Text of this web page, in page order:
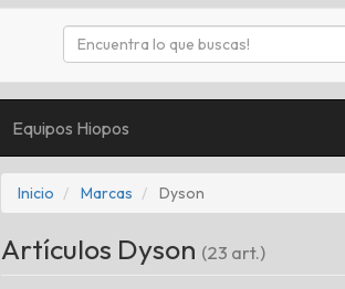
Equipos Hiopos
Inicio Marcas Dyson
Artículos Dyson (23 art.)